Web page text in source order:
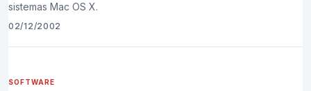
sistemas Mac OS X.
02/12/2002
SOFTWARE